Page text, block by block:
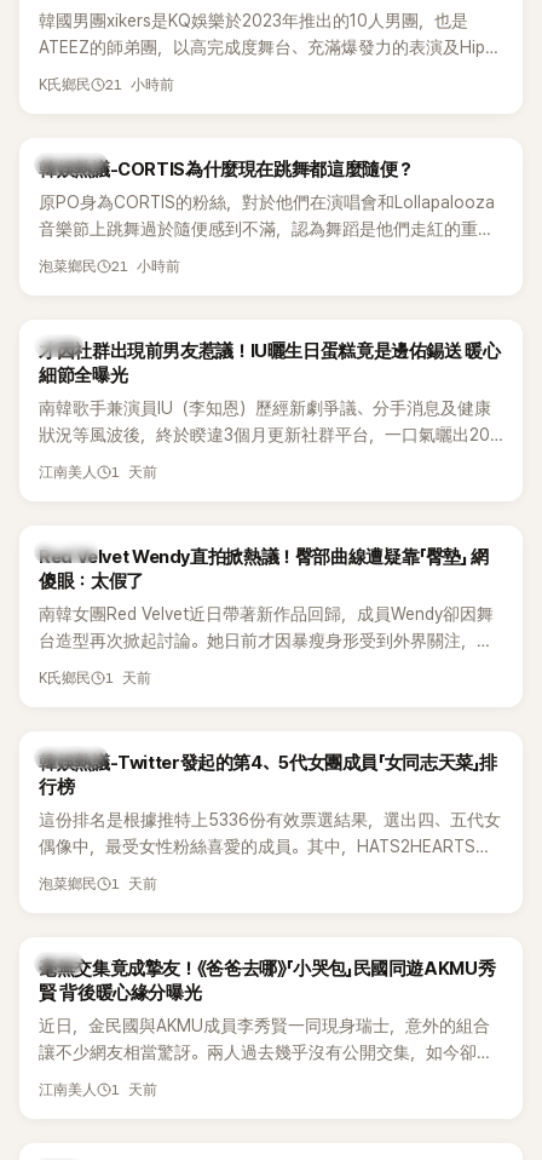
韓國男團xikers是KQ娛樂於2023年推出的10人男團，也是
ATEEZ的師弟團，以高完成度舞台、充滿爆發力的表演及Hip-
Hop風格聞名，出道後迅速累積大批海內外粉絲，近年也陸續
K氏鄉民 21 小時前
熱議討論
韓娛熱議-CORTIS為什麼現在跳舞都這麼隨便？
原PO身為CORTIS的粉絲，對於他們在演唱會和Lollapalooza
音樂節上跳舞過於隨便感到不滿，認為舞蹈是他們走紅的重要
原因，希望他們能更認真地表演。
泡菜鄉民 21 小時前
韓星
才因社群出現前男友惹議！IU曬生日蛋糕竟是邊佑錫送 暖心
細節全曝光
南韓歌手兼演員IU（李知恩）歷經新劇爭議、分手消息及健康
狀況等風波後，終於睽違3個月更新社群平台，一口氣曬出20
張近況照，讓大批粉絲又驚又喜。其中，一張生日蛋糕照意外
江南美人 1 天前
K-POP
Red Velvet Wendy直拍掀熱議！臀部曲線遭疑靠「臀墊」 網
傻眼：太假了
南韓女團Red Velvet近日帶著新作品回歸，成員Wendy卻因舞
台造型再次掀起討論。她日前才因暴瘦身形受到外界關注，又
被質疑在舞台上使用臀墊，如今最新打歌舞台曝光後，再度因
K氏鄉民 1 天前
熱議討論
韓娛熱議-Twitter發起的第4、5代女團成員「女同志天菜」排
行榜
這份排名是根據推特上5336份有效票選結果，選出四、五代女
偶像中，最受女性粉絲喜愛的成員。其中，HATS2HEARTS成
員包攬了前三名，展現了她們在女性社群中的高人氣。
泡菜鄉民 1 天前
韓星
毫無交集竟成摯友！《爸爸去哪》「小哭包」民國同遊AKMU秀
賢 背後暖心緣分曝光
近日，金民國與AKMU成員李秀賢一同現身瑞士，意外的組合
讓不少網友相當驚訝。兩人過去幾乎沒有公開交集，如今卻一
起踏上瑞士之旅，也讓粉絲紛紛好奇：「他們到底是怎麼認識
江南美人 1 天前